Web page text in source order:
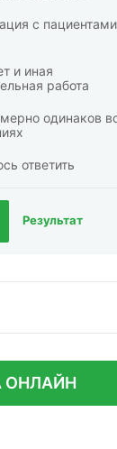
с
и иная
работа
одинаков
ответить
Результат
ОНЛАЙН